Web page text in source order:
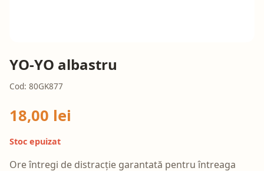
YO-YO albastru
Cod: 80GK877
18,00 lei
Stoc epuizat
Ore întregi de distracție garantată pentru întreaga